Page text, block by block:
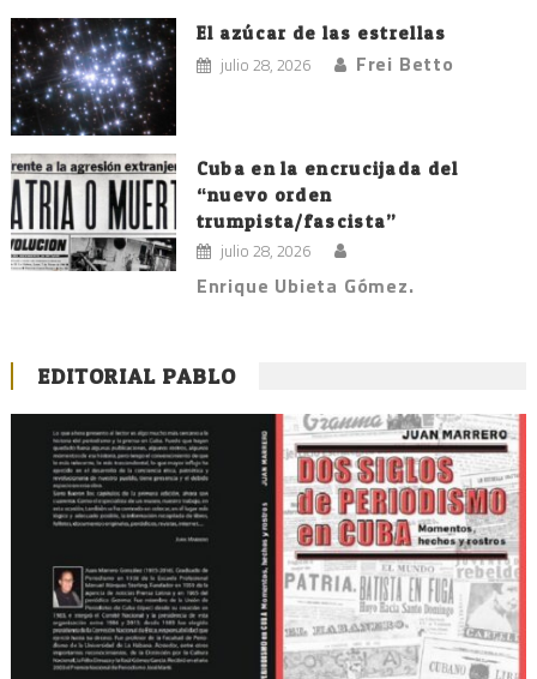
El azúcar de las estrellas
julio 28, 2026 Frei Betto
Cuba en la encrucijada del
“nuevo orden
trumpista/fascista”
julio 28, 2026
Enrique Ubieta Gómez.
EDITORIAL PABLO